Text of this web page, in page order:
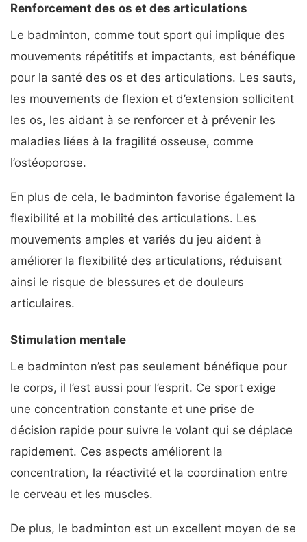
Renforcement des os et des articulations
Le badminton, comme tout sport qui implique des
mouvements répétitifs et impactants, est bénéfique
pour la santé des os et des articulations. Les sauts,
les mouvements de flexion et d’extension sollicitent
les os, les aidant à se renforcer et à prévenir les
maladies liées à la fragilité osseuse, comme
l’ostéoporose.
En plus de cela, le badminton favorise également la
flexibilité et la mobilité des articulations. Les
mouvements amples et variés du jeu aident à
améliorer la flexibilité des articulations, réduisant
ainsi le risque de blessures et de douleurs
articulaires.
Stimulation mentale
Le badminton n’est pas seulement bénéfique pour
le corps, il l’est aussi pour l’esprit. Ce sport exige
une concentration constante et une prise de
décision rapide pour suivre le volant qui se déplace
rapidement. Ces aspects améliorent la
concentration, la réactivité et la coordination entre
le cerveau et les muscles.
De plus, le badminton est un excellent moyen de se